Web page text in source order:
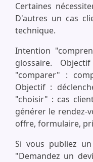
Certaines
D'autres un cas
technique.
Intention
glossaire.
"comparer" :
Objectif :
"choisir" : cas
générer le rendez-
offre, formulaire,
Si vous publiez
"Demandez un